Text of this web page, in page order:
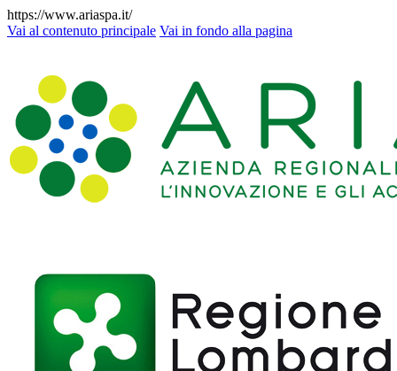
https://www.ariaspa.it/
Vai al contenuto principale Vai in fondo alla pagina